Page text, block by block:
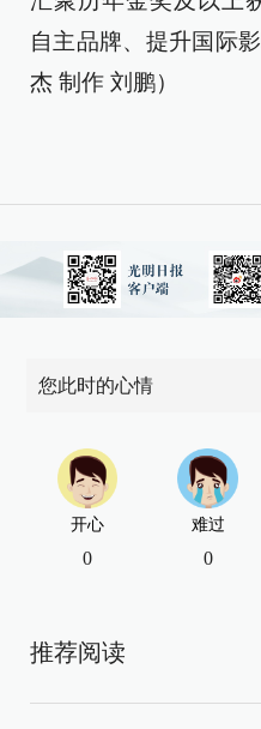
自主品牌、提升国际
杰 制作 刘鹏）
您此时的心情
开心
0
难过
0
推荐阅读